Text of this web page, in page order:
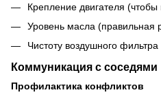
Крепление двигателя
Уровень масла (правильная
Чистоту воздушного фильтра
Коммуникация с соседями
Профилактика конфликтов